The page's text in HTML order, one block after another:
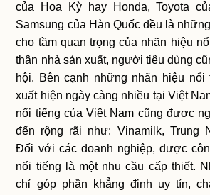
của Hoa Kỳ hay Honda, Toyota
Samsung của Hàn Quốc đều là
cho tầm quan trọng của nhãn hiệu
thân nhà sản xuất, người tiêu dùng
hội. Bên cạnh những nhãn hiệu nổi
xuất hiện ngày càng nhiều tại Việt
nổi tiếng của Việt Nam cũng được
đến rộng rãi như: Vinamilk, Trung
Đối với các doanh nghiệp, được
nổi tiếng là một nhu cầu cấp thiết.
chỉ góp phần khẳng định uy tín,